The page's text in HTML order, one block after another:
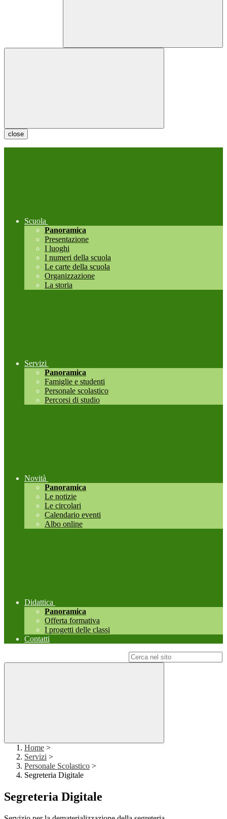
close
Scuola
Panoramica
Presentazione
I luoghi
I numeri della scuola
Le carte della scuola
Organizzazione
La storia
Servizi
Panoramica
Famiglie e studenti
Personale scolastico
Percorsi di studio
Novità
Panoramica
Le notizie
Le circolari
Calendario eventi
Albo online
Didattica
Panoramica
Offerta formativa
I progetti delle classi
Contatti
Home >
Servizi >
Personale Scolastico >
Segreteria Digitale
Segreteria Digitale